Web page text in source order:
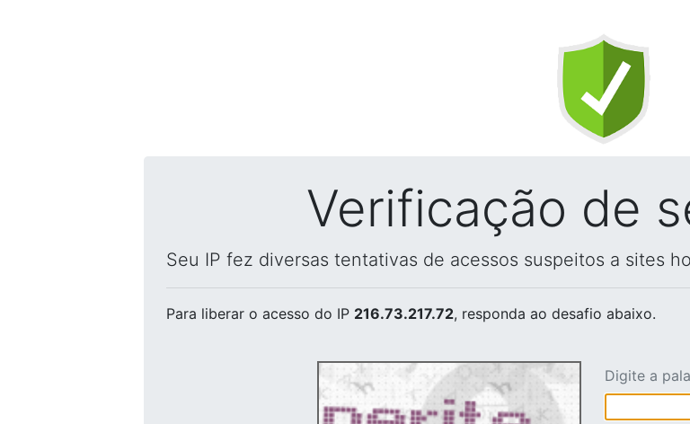
Verificação de
Seu IP fez diversas tentativas de acessos suspeitos a sites
Para liberar o acesso do IP 216.73.217.72, responda ao desafio abaixo.
Digite a